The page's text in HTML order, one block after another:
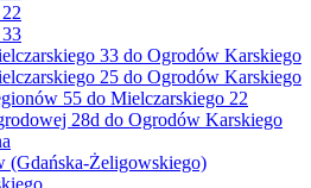
33 do Ogrodów Karskiego
25 do Ogrodów Karskiego
55 do Mielczarskiego 22
28d do Ogrodów Karskiego
(Gdańska-Żeligowskiego)